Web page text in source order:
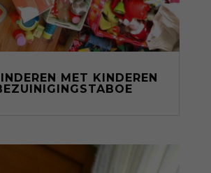
MET KINDEREN